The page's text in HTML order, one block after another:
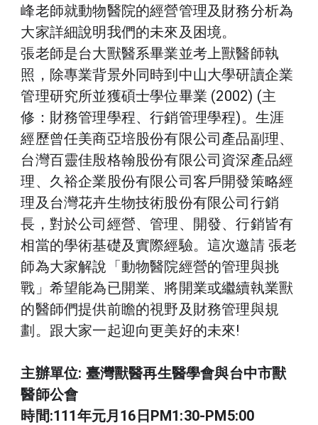
峰老師就動物醫院的經營管理及財務分析為
大家詳細說明我們的未來及困境。
張老師是台大獸醫系畢業並考上獸醫師執
照，除專業背景外同時到中山大學研讀企業
管理研究所並獲碩士學位畢業 (2002) (主
修：財務管理學程、行銷管理學程)。生涯
經歷曾任美商亞培股份有限公司產品副理、
台灣百靈佳殷格翰股份有限公司資深產品經
理、久裕企業股份有限公司客戶開發策略經
理及台灣花卉生物技術股份有限公司行銷
長，對於公司經營、管理、開發、行銷皆有
相當的學術基礎及實際經驗。這次邀請 張老
師為大家解說「動物醫院經營的管理與挑
戰」希望能為已開業、將開業或繼續執業獸
的醫師們提供前瞻的視野及財務管理與規
劃。跟大家一起迎向更美好的未來!
主辦單位: 臺灣獸醫再生醫學會與台中市獸
醫師公會
時間:111年元月16日PM1:30-PM5:00